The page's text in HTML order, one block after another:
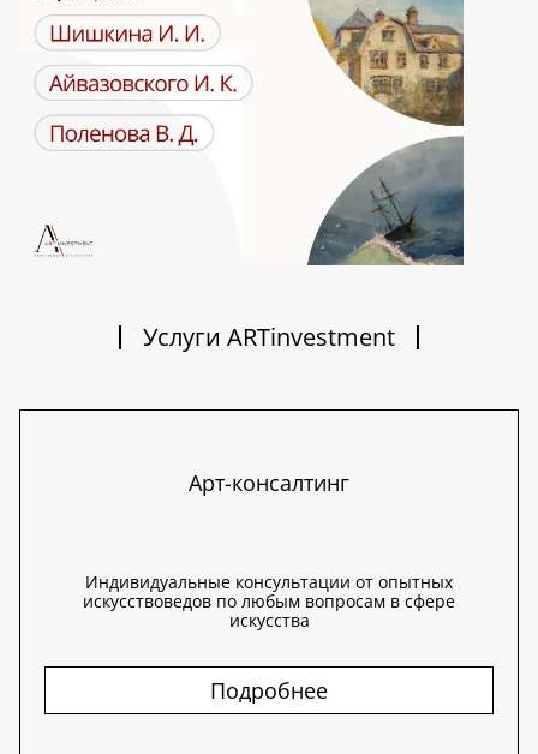
Услуги ARTinvestment
Арт-консалтинг
Индивидуальные консультации от опытных
искусствоведов по любым вопросам в сфере
искусства
Подробнее